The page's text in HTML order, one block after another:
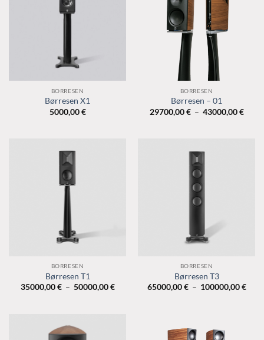
BORRESEN
Børresen X1
5000,00€
BORRESEN
Børresen – 01
29700,00€ – 43000,00€Plage
BORRESEN
Børresen T1
35000,00€ – 50000,00€Plage
BORRESEN
Børresen T3
65000,00€ – 100000,00€